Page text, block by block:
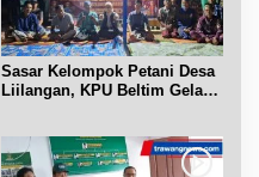
Sasar Kelompok Petani Desa
Liilangan, KPU Beltim Gelar